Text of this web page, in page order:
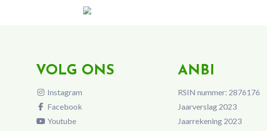
VOLG ONS
Instagram
Facebook
Youtube
ANBI
RSIN nummer: 2876176
Jaarverslag 2023
Jaarrekening 2023